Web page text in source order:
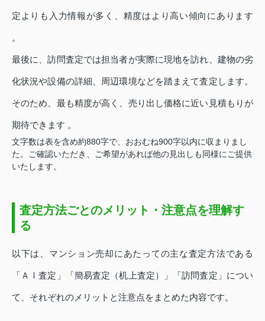
定よりも入力情報が多く、精度はより高い傾向にあります
。
最後に、訪問査定では担当者が実際に現地を訪れ、建物の劣
化状況や設備の詳細、周辺環境などを踏まえて査定します。
そのため、最も精度が高く、売り出し価格に近い見積もりが
期待できます 。
文字数は表を含め約880字で、おおむね900字以内に収まりまし
た。ご確認いただき、ご希望があれば他の見出しも同様にご提供
いたします。
査定方法ごとのメリット・注意点を理解す
る
以下は、マンション売却にあたっての主な査定方法である
「ＡＩ査定」「簡易査定（机上査定）」「訪問査定」につい
て、それぞれのメリットと注意点をまとめた内容です。